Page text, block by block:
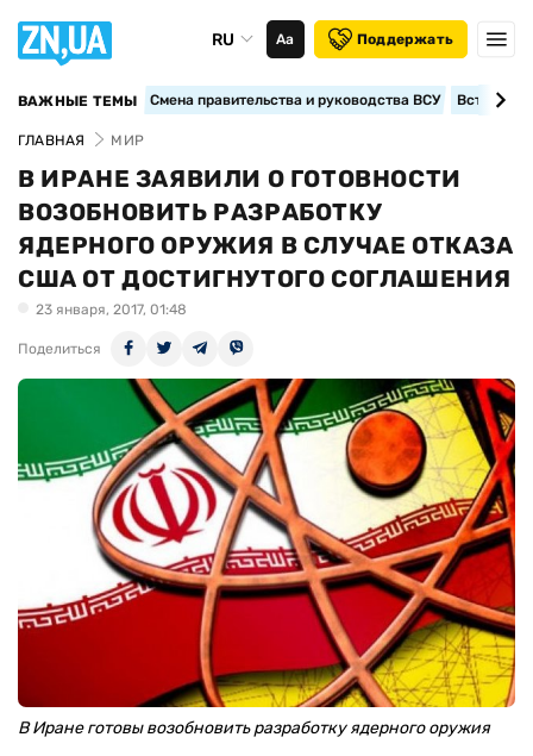
RU Аа Поддержать
ВАЖНЫЕ ТЕМЫ Смена правительства и руководства ВСУ
ГЛАВНАЯ МИР
В ИРАНЕ ЗАЯВИЛИ О ГОТОВНОСТИ
ВОЗОБНОВИТЬ РАЗРАБОТКУ
ЯДЕРНОГО ОРУЖИЯ В СЛУЧАЕ ОТКАЗА
США ОТ ДОСТИГНУТОГО СОГЛАШЕНИЯ
23 января, 2017, 01:48
Поделиться
В Иране готовы возобновить разработку ядерного оружия